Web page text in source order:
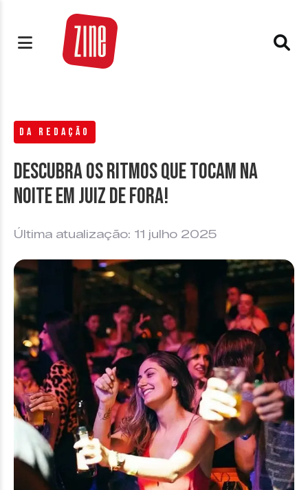
DA REDAÇÃO
Descubra os ritmos que tocam na
noite em Juiz de Fora!
Última atualização: 11 julho 2025